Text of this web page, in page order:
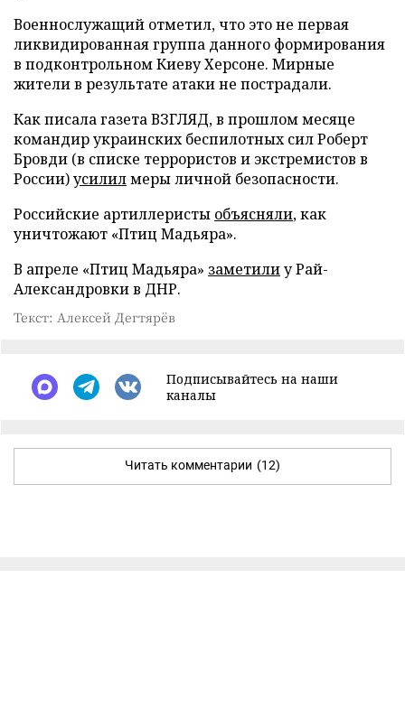
Военнослужащий отметил, что это не первая
ликвидированная группа данного формирования
в подконтрольном Киеву Херсоне. Мирные
жители в результате атаки не пострадали.
Как писала газета ВЗГЛЯД, в прошлом месяце
командир украинских беспилотных сил Роберт
Бровди (в списке террористов и экстремистов в
России)усилилмеры личной безопасности.
Российские артиллеристы объясняли, как
уничтожают «Птиц Мадьяра».
В апреле «Птиц Мадьяра» заметилиу Рай-
Александровки в ДНР.
Текст: Алексей Дегтярёв
Подписывайтесь на наши
каналы
Читать комментарии (12)